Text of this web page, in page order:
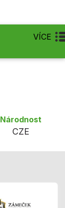
VÍCE
Národnost
CZE